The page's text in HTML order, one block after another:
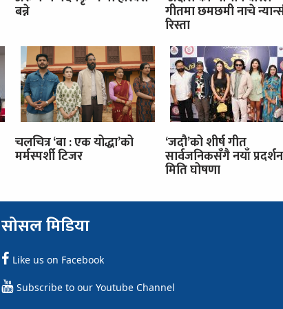
बन्ने गीतमा छमछमी नाचे
रिस्ता
चलचित्र ‘बा : एक योद्धा’को
मर्मस्पर्शी टिजर
‘जदौ’को शीर्ष गीत
सार्वजनिकसँगै नयाँ प्रदर्शन
मिति घोषणा
सोसल मिडिया
Like us on Facebook
Subscribe to our Youtube Channel